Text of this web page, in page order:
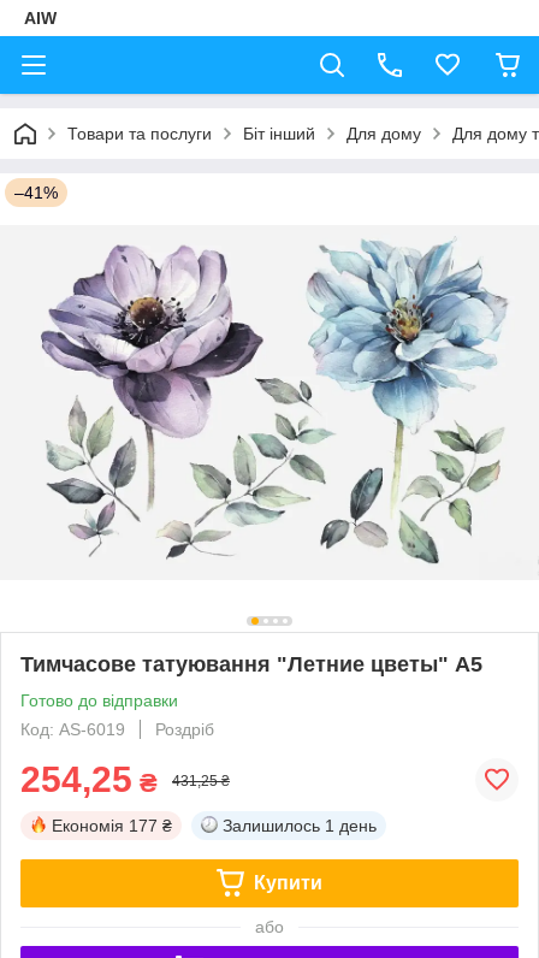
AIW
Товари та послуги Біт інший Для дому Для дому
–41%
Тимчасове татуювання "Летние цветы" А5
Готово до відправки
Код: AS-6019
Роздріб
254,25 ₴ 431,25 ₴
Економія 177 ₴ Залишилось 1 день
Купити
або